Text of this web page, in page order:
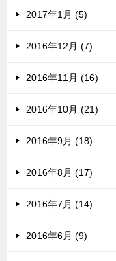
2017年1月 (5)
2016年12月 (7)
2016年11月 (16)
2016年10月 (21)
2016年9月 (18)
2016年8月 (17)
2016年7月 (14)
2016年6月 (9)